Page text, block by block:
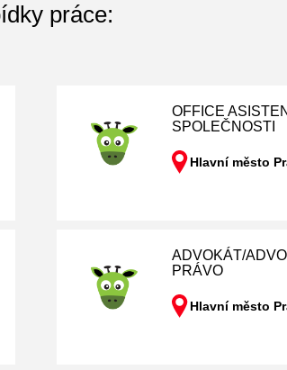
práce:
OFFICE
SPOLEČNOSTI
Hlavní město
ADVOKÁT/
PRÁVO
Hlavní město